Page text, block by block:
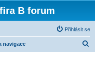
B forum
Přihlásit se
navigace